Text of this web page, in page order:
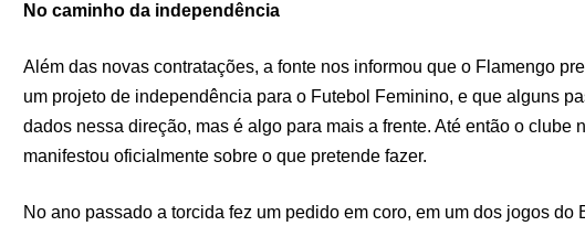
No caminho da independência
Além das novas contratações, a fonte nos informou que o Flamengo
um projeto de independência para o Futebol Feminino, e que alguns
dados nessa direção, mas é algo para mais a frente. Até então o clube
manifestou oficialmente sobre o que pretende fazer.
No ano passado a torcida fez um pedido em coro, em um dos jogos do